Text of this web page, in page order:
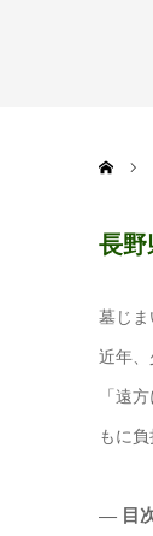
長野
墓じま
近年、
「遠
もに
― 目